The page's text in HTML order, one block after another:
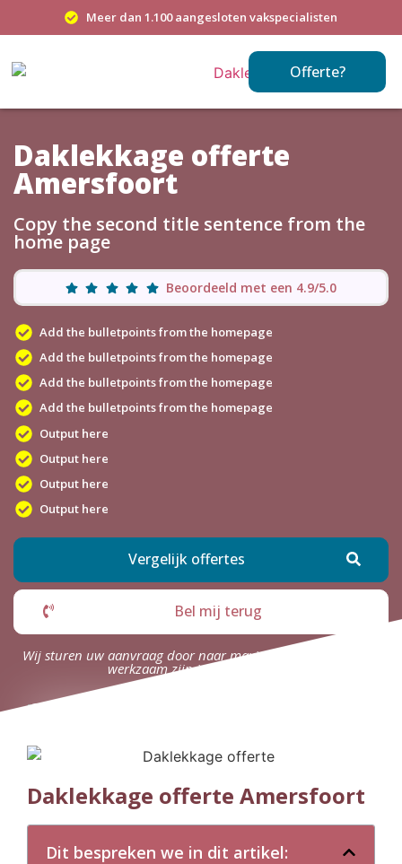
Meer dan 1.100 aangesloten vakspecialisten
Offerte?
Daklekkage offerte
Amersfoort
Copy the second title sentence from the
home page
Beoordeeld met een 4.9/5.0
Add the bulletpoints from the homepage
Add the bulletpoints from the homepage
Add the bulletpoints from the homepage
Add the bulletpoints from the homepage
Output here
Output here
Output here
Output here
Vergelijk offertes
Bel mij terug
Wij sturen uw aanvraag door naar maximaal 4 bedrijven die
werkzaam zijn in uw omgeving.
Daklekkage offerte Amersfoort
Dit bespreken we in dit artikel: